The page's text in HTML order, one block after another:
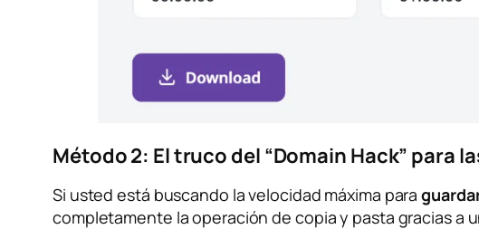
Método 2: El truco del “Domain Hack” para
Si usted está buscando la velocidad máxima para
completamente la operación de copia y pasta gracias a